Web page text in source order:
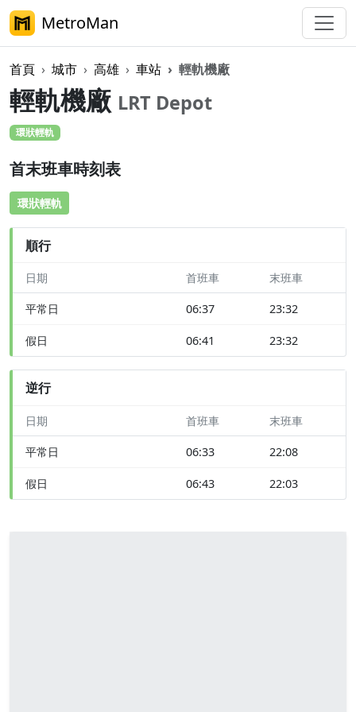
MetroMan
首頁 城市 高雄 車站 輕軌機廠
輕軌機廠 LRT Depot
環狀輕軌
首末班車時刻表
環狀輕軌
順行
日期 首班車 末班車
平常日 06:37 23:32
假日 06:41 23:32
逆行
日期 首班車 末班車
平常日 06:33 22:08
假日 06:43 22:03